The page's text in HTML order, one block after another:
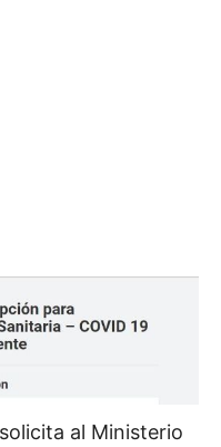
al Ministerio